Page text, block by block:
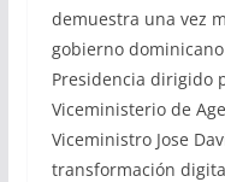
demuestra una vez
gobierno
Presidencia dirigido
Viceministerio de
Viceministro Jose
transformación